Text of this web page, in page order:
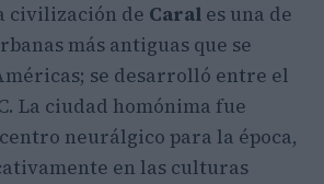
civilización de Caral es una de
más antiguas que se
se desarrolló entre el
La ciudad homónima fue
neurálgico para la época,
en las culturas